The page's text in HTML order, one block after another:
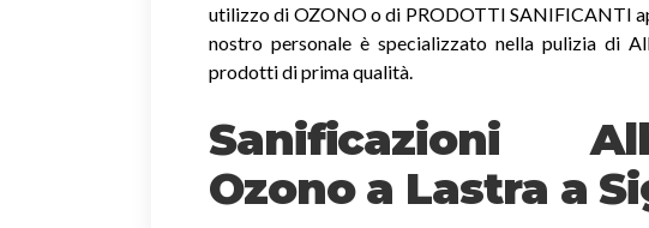
utilizzo di OZONO o di PRODOTTI SANIFICANTI
nostro personale è specializzato nella pulizia di
prodotti di prima qualità.
Sanificazioni
Ozono a Lastra a